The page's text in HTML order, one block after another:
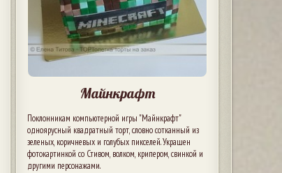
Майнкрафт
Поклонникам компьютерной игры "Майнкрафт"
одноярусный квадратный торт, словно сотканный из
зеленых, коричневых и голубых пикселей. Украшен
фотокартинкой со Стивом, волком, крипером, свинкой и
другими персонажами.